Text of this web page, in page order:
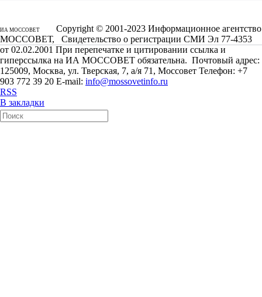
ИА МОССОВЕТ
Copyright © 2001-2023 Информационное агентство
МОССОВЕТ, Свидетельство о регистрации СМИ Эл 77-4353
от 02.02.2001 При перепечатке и цитировании ссылка и
гиперссылка на ИА МОССОВЕТ обязательна. Почтовый адрес:
125009, Москва, ул. Тверская, 7, а/я 71, Моссовет Телефон: +7
903 772 39 20 E-mail: info@mossovetinfo.ru
RSS
В закладки